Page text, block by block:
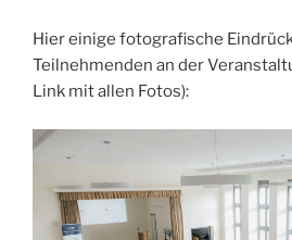
Hier einige fotografische
Teilnehmenden an der
Link mit allen Fotos):